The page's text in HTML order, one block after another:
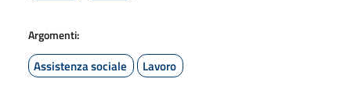
Argomenti:
Assistenza sociale Lavoro